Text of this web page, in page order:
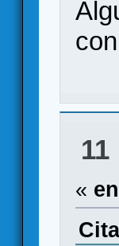
11
«